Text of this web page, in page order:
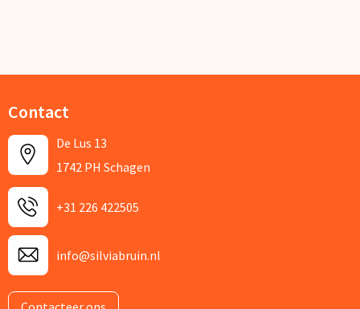
Contact
De Lus 13
1742 PH Schagen
+31 226 422505
info@silviabruin.nl